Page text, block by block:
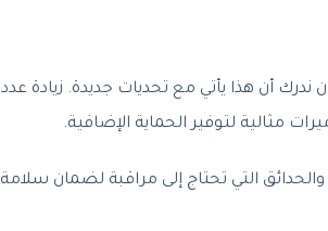
أن هذا يأتي مع تحديات جديدة. زيادة عدد
مثالية لتوفير الحماية الإضافية.
والحدائق التي تحتاج إلى مراقبة لضمان سلامة